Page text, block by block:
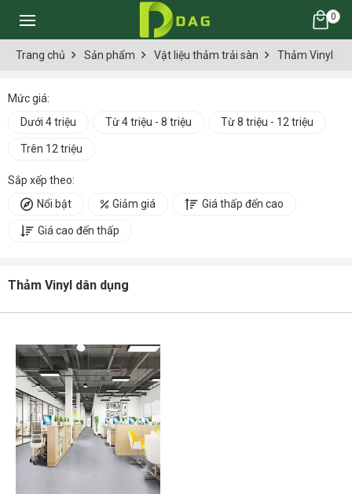
0
Trang chủ Sản phẩm Vật liệu thảm trải sàn Thảm Vinyl
Mức giá:
Dưới 4 triệu
Từ 4 triệu - 8 triệu Từ 8 triệu - 12 triệu
Trên 12 triệu
Sắp xếp theo:
Nổi bật
Giảm giá Giá thấp đến cao
Giá cao đến thấp
Thảm Vinyl dân dụng